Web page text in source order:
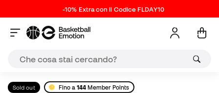
-10% Extra con il Codice FLDAY10
Sold out Fino a144 Member Points